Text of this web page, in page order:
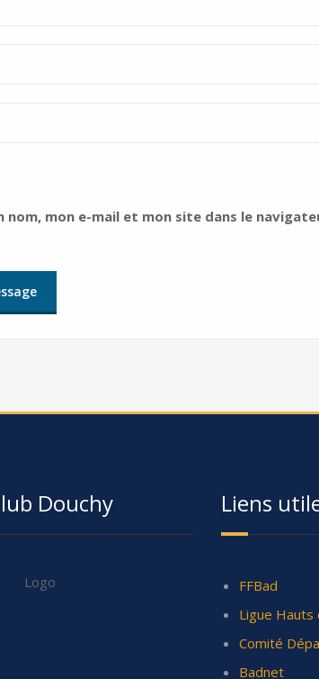
nom, mon e-mail et mon site dans le
Douchy Liens
FFBad
Ligue Hauts
Comité
Badnet